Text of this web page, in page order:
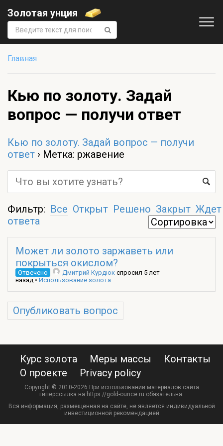
Золотая унция
Поиск:
Главная
Кью по золоту. Задай
вопрос — получи ответ
Кью по золоту. Задай вопрос — получи
ответ › Метка: ржавение
Фильтр: Все Открыт Решено Закрыт Ждет
ответа
Может ли золото заржаветь или
покрыться окислом?
Отвечено Дмитрий Курдюк спросил 5 лет
назад • Использование золота
Опубликовать вопрос
Курс золота Меры массы
Контакты
О проекте
Privacy policy
Copyright © 2010-2026 При использовании материалов сайта
гиперссылка на https://gold-ounce.ru обязательна.
Вся информация, размещенная на сайте, не является индивидуальной
инвестиционной рекомендацией